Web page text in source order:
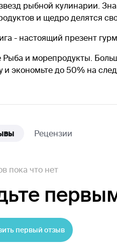
рыбной кулинарии.
и щедро делятся
- настоящий презент
Рыба и морепродукты.
и экономьте до 50% на
Рецензии
пока что нет
первый отзыв